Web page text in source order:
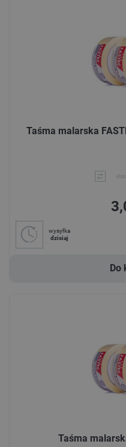
Taśma malarska
wysyłka
dzisiaj
Do
Taśma